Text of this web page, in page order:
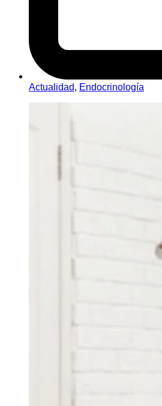
Actualidad, Endocrinología